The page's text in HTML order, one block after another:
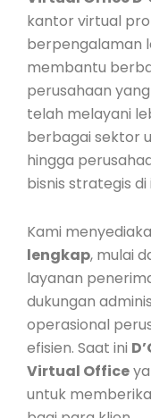
kantor virtual
berpengalaman
membantu
perusahaan
telah melayani
berbagai sektor
hingga
bisnis strategis di
Kami
lengkap, mulai
layanan
dukungan
operasional
efisien. Saat ini
Virtual Office
untuk